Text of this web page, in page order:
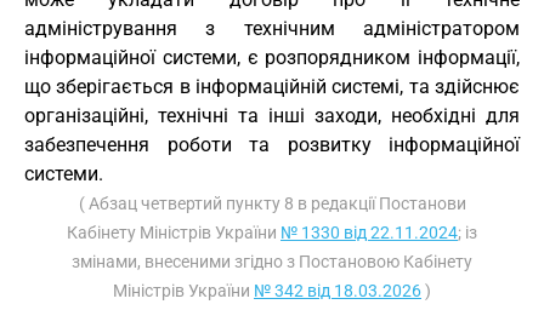
адміністрування з технічним адміністратором
інформаційної системи, є розпорядником інформації,
що зберігається в інформаційній системі, та здійснює
організаційні, технічні та інші заходи, необхідні для
забезпечення роботи та розвитку інформаційної
системи.
( Абзац четвертий пункту 8 в редакції Постанови
Кабінету Міністрів України № 1330 від 22.11.2024; із
змінами, внесеними згідно з Постановою Кабінету
Міністрів України № 342 від 18.03.2026)